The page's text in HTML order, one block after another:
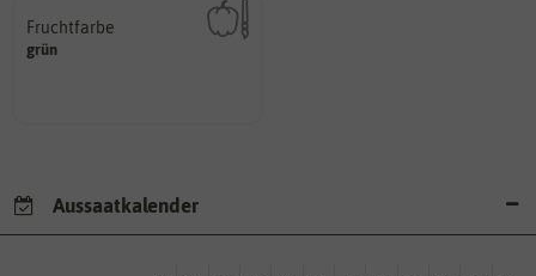
Fruchtfarbe
grün
sie nach dem Reifungsprozess
hat.
Aussaatkalender